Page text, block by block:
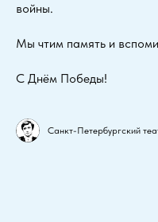
войны.
Мы чтим память и
С Днём Победы!
Санкт-Петербургский